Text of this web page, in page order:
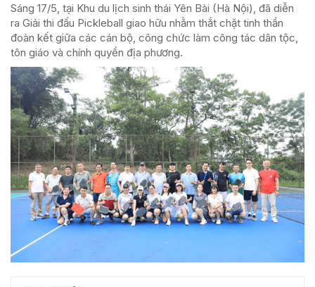
Sáng 17/5, tại Khu du lịch sinh thái Yên Bài (Hà Nội), đã diễn
ra Giải thi đấu Pickleball giao hữu nhằm thắt chặt tinh thần
đoàn kết giữa các cán bộ, công chức làm công tác dân tộc,
tôn giáo và chính quyền địa phương.